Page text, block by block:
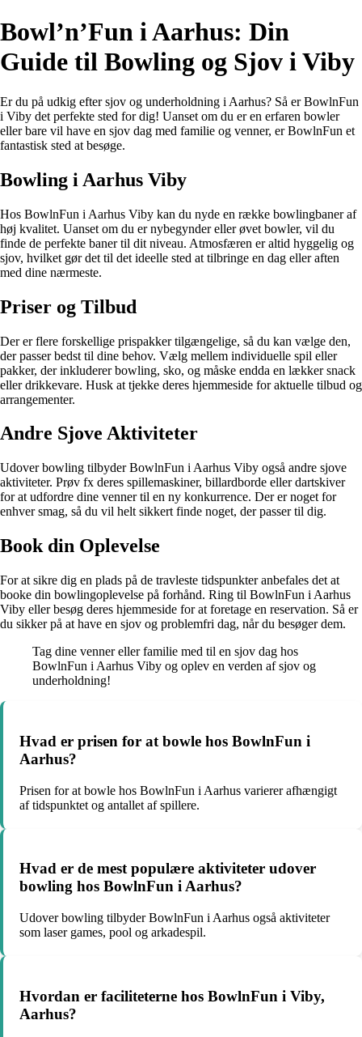
Bowl’n’Fun i Aarhus: Din
Guide til Bowling og Sjov i Viby
Er du på udkig efter sjov og underholdning i Aarhus? Så er BowlnFun
i Viby det perfekte sted for dig! Uanset om du er en erfaren bowler
eller bare vil have en sjov dag med familie og venner, er BowlnFun et
fantastisk sted at besøge.
Bowling i Aarhus Viby
Hos BowlnFun i Aarhus Viby kan du nyde en række bowlingbaner af
høj kvalitet. Uanset om du er nybegynder eller øvet bowler, vil du
finde de perfekte baner til dit niveau. Atmosfæren er altid hyggelig og
sjov, hvilket gør det til det ideelle sted at tilbringe en dag eller aften
med dine nærmeste.
Priser og Tilbud
Der er flere forskellige prispakker tilgængelige, så du kan vælge den,
der passer bedst til dine behov. Vælg mellem individuelle spil eller
pakker, der inkluderer bowling, sko, og måske endda en lækker snack
eller drikkevare. Husk at tjekke deres hjemmeside for aktuelle tilbud og
arrangementer.
Andre Sjove Aktiviteter
Udover bowling tilbyder BowlnFun i Aarhus Viby også andre sjove
aktiviteter. Prøv fx deres spillemaskiner, billardborde eller dartskiver
for at udfordre dine venner til en ny konkurrence. Der er noget for
enhver smag, så du vil helt sikkert finde noget, der passer til dig.
Book din Oplevelse
For at sikre dig en plads på de travleste tidspunkter anbefales det at
booke din bowlingoplevelse på forhånd. Ring til BowlnFun i Aarhus
Viby eller besøg deres hjemmeside for at foretage en reservation. Så er
du sikker på at have en sjov og problemfri dag, når du besøger dem.
Tag dine venner eller familie med til en sjov dag hos
BowlnFun i Aarhus Viby og oplev en verden af sjov og
underholdning!
Hvad er prisen for at bowle hos BowlnFun i
Aarhus?
Prisen for at bowle hos BowlnFun i Aarhus varierer afhængigt
af tidspunktet og antallet af spillere.
Hvad er de mest populære aktiviteter udover
bowling hos BowlnFun i Aarhus?
Udover bowling tilbyder BowlnFun i Aarhus også aktiviteter
som laser games, pool og arkadespil.
Hvordan er faciliteterne hos BowlnFun i Viby,
Aarhus?